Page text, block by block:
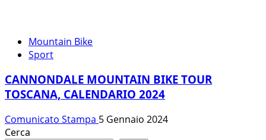
Mountain Bike
Sport
CANNONDALE MOUNTAIN BIKE TOUR
TOSCANA, CALENDARIO 2024
Comunicato Stampa 5 Gennaio 2024
Cerca